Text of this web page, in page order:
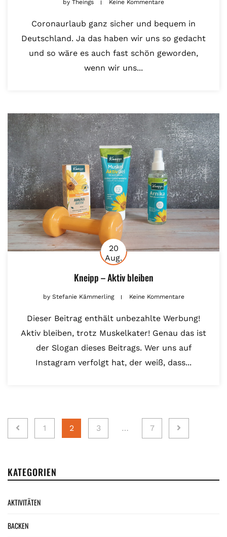
by Theings Keine Kommentare
Coronaurlaub ganz sicher und bequem in
Deutschland. Ja das haben wir uns so gedacht
und so wäre es auch fast schön geworden,
wenn wir uns...
20
Aug.
Kneipp – Aktiv bleiben
byStefanie Kämmerling Keine Kommentare
Dieser Beitrag enthält unbezahlte Werbung!
Aktiv bleiben, trotz Muskelkater! Genau das ist
der Slogan dieses Beitrags. Wer uns auf
Instagram verfolgt hat, der weiß, dass...
Seitennummerierung
Beiträge
1 2 3 … 7
KATEGORIEN
AKTIVITÄTEN
BACKEN